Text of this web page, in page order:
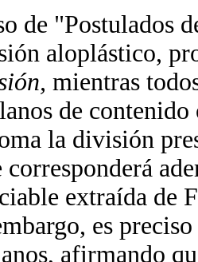
de "Postulados
aloplástico,
mientras
de
la división
extraída de
es
afirmando